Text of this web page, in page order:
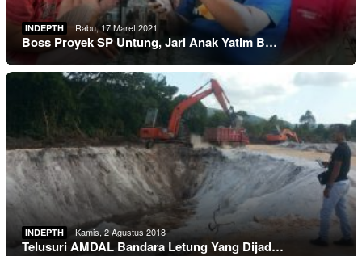
INDEPTH Rabu, 17 Maret 2021
Boss Proyek SP Untung, Jari Anak Yatim B…
INDEPTH Kamis, 2 Agustus 2018
Telusuri AMDAL Bandara Letung Yang Dijad…